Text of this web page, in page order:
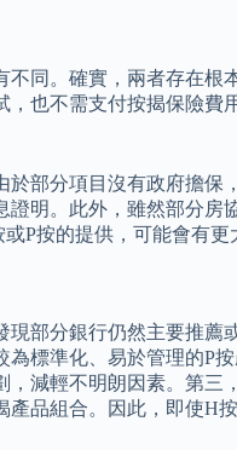
同。確實，兩者存在
也不需支付按揭保險
部分項目沒有政府擔
明。此外，雖然部分
P按的提供，可能會有更
部分銀行仍然主要推
標準化、易於管理的
減輕不明朗因素。第
品組合。因此，即使H